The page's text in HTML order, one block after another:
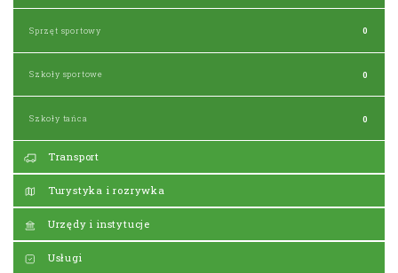
Sprzęt sportowy 0
Szkoły sportowe 0
Szkoły tańca 0
Transport
Turystyka i rozrywka
Urzędy i instytucje
Usługi